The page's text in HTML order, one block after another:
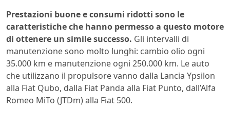
Prestazioni buone e consumi ridotti sono le
caratteristiche che hanno permesso a questo motore
di ottenere un simile successo. Gli intervalli di
manutenzione sono molto lunghi: cambio olio ogni
35.000 km e manutenzione ogni 250.000 km. Le auto
che utilizzano il propulsore vanno dalla Lancia Ypsilon
alla Fiat Qubo, dalla Fiat Panda alla Fiat Punto, dall’Alfa
Romeo MiTo (JTDm) alla Fiat 500.